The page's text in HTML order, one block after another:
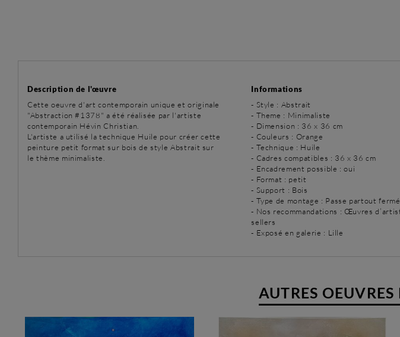
Description de l'œuvre
Cette oeuvre d'art contemporain unique et originale
"Abstraction #1378" a été réalisée par l'artiste
contemporain Hévin Christian.
L'artiste a utilisé la technique Huile pour créer cette
peinture petit format sur bois de style Abstrait sur
le thème minimaliste.
Informations
- Style : Abstrait
- Theme : Minimaliste
- Dimension : 36 x 36 cm
- Couleurs : Orange
- Technique : Huile
- Cadres compatibles : 36 x 36 cm
- Encadrement possible : oui
- Format : petit
- Support : Bois
- Type de montage : Passe partout fermé
- Nos recommandations : Œuvres
sellers
- Exposé en galerie : Lille
AUTRES